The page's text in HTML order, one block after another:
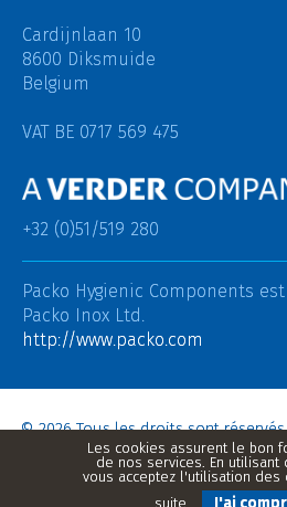
Cardijnlaan 10
8600 Diksmuide
VAT BE 0717 569 475
+32 (0)51/519 280
Packo Hygienic Components
Packo Inox Ltd.
http://www.packo.com
© 2026 Tous les droits sont
de confidentialité– Condition
de vente Packo Inox